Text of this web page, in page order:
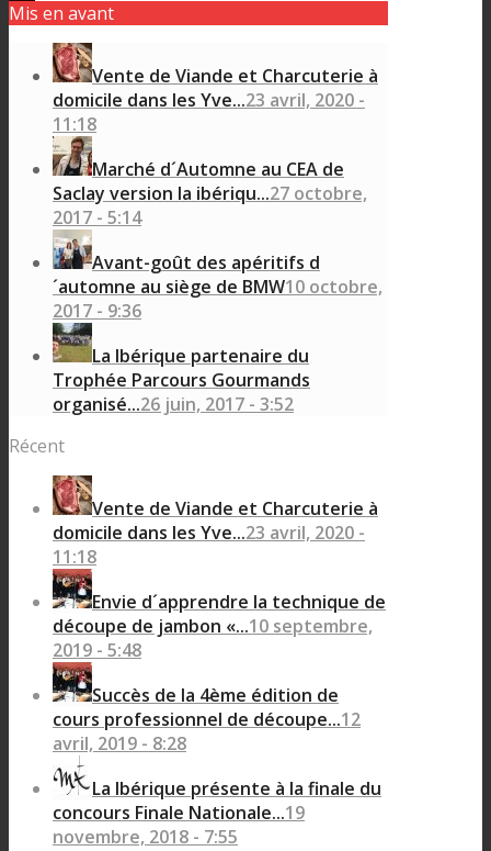
Mis en avant
Vente de Viande et Charcuterie à
domicile dans les Yve...23 avril, 2020 -
11:18
Marché d´Automne au CEA de
Saclay version la ibériqu...27 octobre,
2017 - 5:14
Avant-goût des apéritifs d
´automne au siège de BMW10 octobre,
2017 - 9:36
La Ibérique partenaire du
Trophée Parcours Gourmands
organisé...26 juin, 2017 - 3:52
Récent
Vente de Viande et Charcuterie à
domicile dans les Yve...23 avril, 2020 -
11:18
Envie d´apprendre la technique de
découpe de jambon «...10 septembre,
2019 - 5:48
Succès de la 4ème édition de
cours professionnel de découpe...12
avril, 2019 - 8:28
La Ibérique présente à la finale du
concours Finale Nationale...19
novembre, 2018 - 7:55